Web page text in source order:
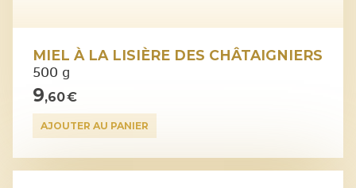
MIEL À LA LISIÈRE DES CHÂTAIGNIERS
500 g
9,60 €
AJOUTER AU PANIER